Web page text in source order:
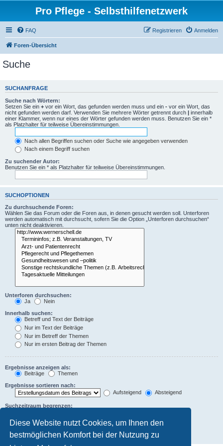
Diese Website nutzt Cookies, um Ihnen den
bestmöglichen Komfort bei der Nutzung zu
Pro Pflege - Selbsthilfenetzwerk
FAQ Anmelden
Registrieren
Foren-Übersicht
Suche
SUCHANFRAGE
Suche nach Wörtern:
Setzen Sie ein + vor ein Wort, das gefunden werden muss und ein - vor ein Wort, das
nicht gefunden werden darf. Verwenden Sie mehrere Wörter getrennt durch | innerhalb
einer Klammer, wenn nur eines der Wörter gefunden werden muss. Benutzen Sie ein *
als Platzhalter für teilweise Übereinstimmungen.
Nach allen Begriffen suchen oder Suche wie angegeben verwenden
Nach einem Begriff suchen
Zu suchender Autor:
Benutzen Sie ein * als Platzhalter für teilweise Übereinstimmungen.
SUCHOPTIONEN
Zu durchsuchende Foren:
Wählen Sie das Forum oder die Foren aus, in denen gesucht werden soll. Unterforen
werden automatisch mit durchsucht, sofern Sie die Option „Unterforen durchsuchen“
unten nicht deaktivieren.
Unterforen durchsuchen:
Ja
Nein
Innerhalb suchen:
Betreff und Text der Beiträge
Nur im Text der Beiträge
Nur im Betreff der Themen
Nur im ersten Beitrag der Themen
Ergebnisse anzeigen als:
Beiträge
Themen
Ergebnisse sortieren nach:
Aufsteigend
Absteigend
Suchzeitraum begrenzen:
Die ersten:
Zeichen der Beiträge anzeigen